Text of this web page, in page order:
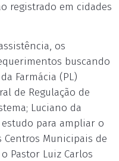
registrado em cidades
os
buscando
Farmácia (PL)
de Regulação de
Luciano da
para ampliar o
Municipais de
Pastor Luiz Carlos